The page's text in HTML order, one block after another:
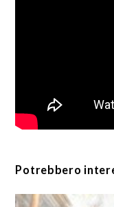
Potrebbero